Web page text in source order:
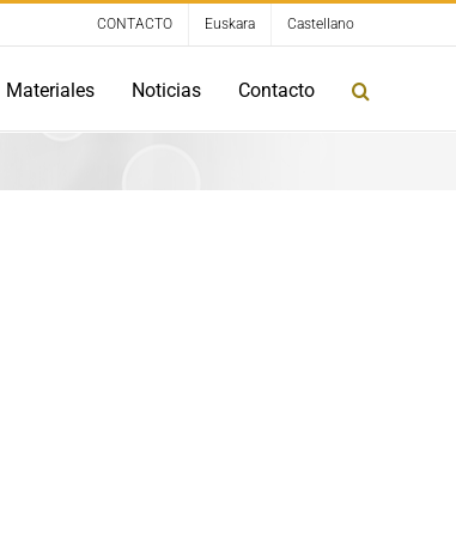
CONTACTO Euskara Castellano
Materiales Noticias Contacto